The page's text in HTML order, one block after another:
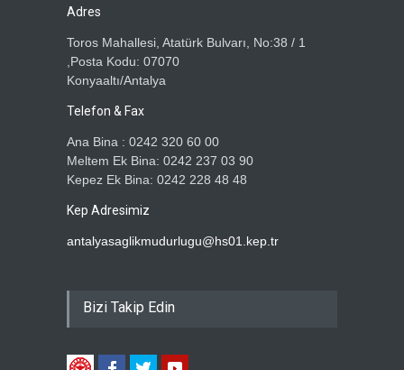
Adres
Toros Mahallesi, Atatürk Bulvarı, No:38 / 1
,Posta Kodu: 07070
Konyaaltı/Antalya
Telefon & Fax
Ana Bina : 0242 320 60 00
Meltem Ek Bina: 0242 237 03 90
Kepez Ek Bina: 0242 228 48 48
Kep Adresimiz
antalyasaglikmudurlugu@hs01.kep.tr
Bizi Takip Edin